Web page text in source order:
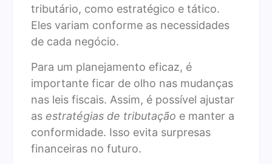
tributário, como estratégico e tático.
Eles variam conforme as necessidades
de cada negócio.
Para um planejamento eficaz, é
importante ficar de olho nas mudanças
nas leis fiscais. Assim, é possível ajustar
as estratégias de tributação e manter a
conformidade. Isso evita surpresas
financeiras no futuro.